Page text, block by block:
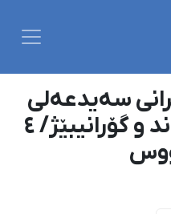
سەیدعەلی
قوڕەیشی، هونەرمەند و گۆرانیبێژ/ ٤